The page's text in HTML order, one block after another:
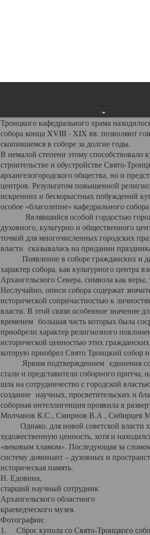
Один из самых больших и светлых
портового города с отраженными в ней
Масштабность, благолепие и богатство
заслуженно выделяя из многочисленных
иконостас украшенный колоннами
царскими вратами, изящным фронтоном и
собой поистине художественную
шитьем, многочисленными предметами
неповторимый красочный ансамбль
поражающий воображение своих
Троицкого кафедрального храма
собора конца XVIII - XIX вв. позволяют
скопившемся в соборе за долгие годы.
В немалой степени этому способствовало
строительстве и обустройстве Свято-
архангелогородского общества, но и
центров. Результатом повышенной
искренних и бескорыстных побуждений
особое «благолепие» кафедрального
Являвшийся особой гордостью
духовного, культурно и общественного
точкой для многочисленных городских
власти сказывалась на придании
Появление в соборе гражданских и
характер собора, как культурного центра
Архангельского Севера, символа как веры,
Неслучайно, описи собора содержат
исторической сопричастностью к
власти. В этой связи особенное значение
временем большая часть которых была
приобрели характер религиозного
исторической ценностью этих
которую приобрел Свято Троицкий собор
Ярким подтверждением единения
стали и представители соборного
шла на сотрудничество с городской
создание научных, просветительских и
соборная интеллигенция проявила в
Молчанов К.С., Смирнов В.А , Сибирцев
Однако, для новой советской власти
художественную ценность, хотя и
«вековым хламом». Последующая за
систему доминант – духовных и
историческая память.
Н. Едовина,
старший научный сотрудник
Архангельского областного
краеведческого музея.
Фотографии:
1. Сброс купола со Свято-Троицкого